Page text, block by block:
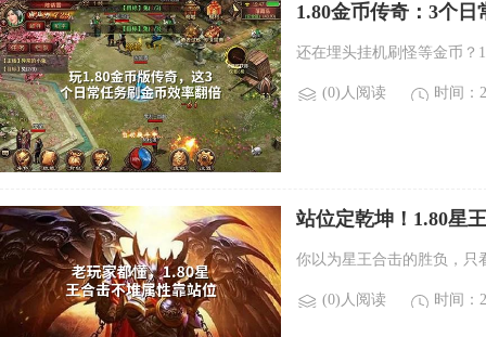
1.80金币传奇：3个
还在埋头挂机刷怪等金币？
(0)人阅读 时间：
站位定乾坤！1.80星
你以为星王合击的胜负，只
(0)人阅读 时间：